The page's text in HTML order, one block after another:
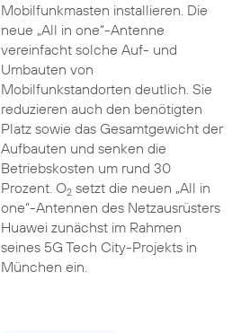
Mobilfunkmasten installieren. Die
neue „All in one“-Antenne
vereinfacht solche Auf- und
Umbauten von
Mobilfunkstandorten deutlich. Sie
reduzieren auch den benötigten
Platz sowie das Gesamtgewicht der
Aufbauten und senken die
Betriebskosten um rund 30
Prozent. O2setzt die neuen „All in
one“-Antennen des Netzausrüsters
Huawei zunächst im Rahmen
seines 5G Tech City-Projekts in
München ein.